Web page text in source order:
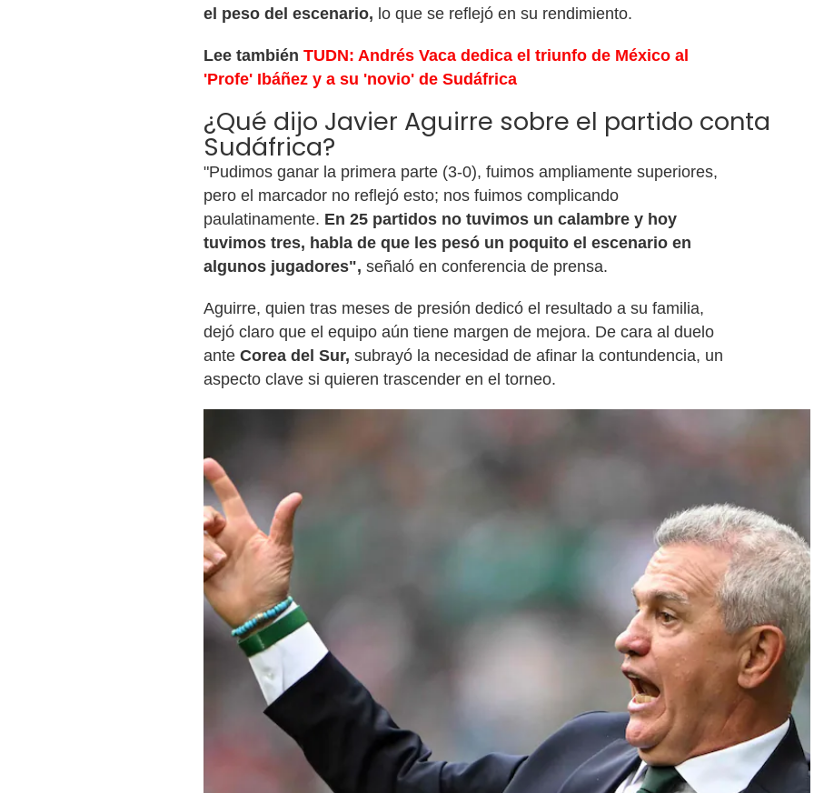
el peso del escenario, lo que se reflejó en su rendimiento.
Lee también TUDN: Andrés Vaca dedica el triunfo de México al
'Profe' Ibáñez y a su 'novio' de Sudáfrica
¿Qué dijo Javier Aguirre sobre el partido conta
Sudáfrica?
"Pudimos ganar la primera parte (3-0), fuimos ampliamente superiores,
pero el marcador no reflejó esto; nos fuimos complicando
paulatinamente. En 25 partidos no tuvimos un calambre y hoy
tuvimos tres, habla de que les pesó un poquito el escenario en
algunos jugadores", señaló en conferencia de prensa.
Aguirre, quien tras meses de presión dedicó el resultado a su familia,
dejó claro que el equipo aún tiene margen de mejora. De cara al duelo
ante Corea del Sur, subrayó la necesidad de afinar la contundencia, un
aspecto clave si quieren trascender en el torneo.